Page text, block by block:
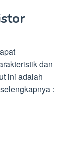
dan
ini adalah
: